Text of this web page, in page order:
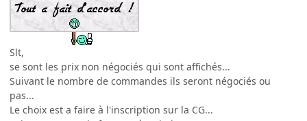
Slt,
se sont les prix non négociés qui sont affichés...
Suivant le nombre de commandes ils seront négociés ou
pas...
Le choix est a faire à l'inscription sur la CG...